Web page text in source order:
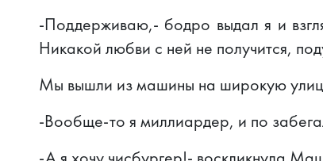
-Поддерживаю,- бодро выдал я и
Никакой любви с ней не получится,
Мы вышли из машины на широкую
-Вообще-то я миллиардер, и по